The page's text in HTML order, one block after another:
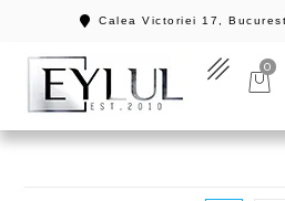
Calea Victoriei 17,
0